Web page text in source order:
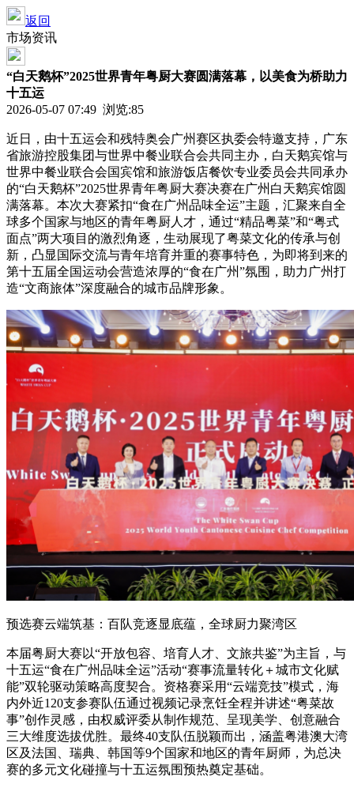
返回
市场资讯
“白天鹅杯”2025世界青年粤厨大赛圆满落幕，以美食为桥助力
十五运
2026-05-07 07:49 浏览:85
近日，由十五运会和残特奥会广州赛区执委会特邀支持，广东
省旅游控股集团与世界中餐业联合会共同主办，白天鹅宾馆与
世界中餐业联合会国宾馆和旅游饭店餐饮专业委员会共同承办
的“白天鹅杯”2025世界青年粤厨大赛决赛在广州白天鹅宾馆圆
满落幕。本次大赛紧扣“食在广州品味全运”主题，汇聚来自全
球多个国家与地区的青年粤厨人才，通过“精品粤菜”和“粤式
面点”两大项目的激烈角逐，生动展现了粤菜文化的传承与创
新，凸显国际交流与青年培育并重的赛事特色，为即将到来的
第十五届全国运动会营造浓厚的“食在广州”氛围，助力广州打
造“文商旅体”深度融合的城市品牌形象。
预选赛云端筑基：百队竞逐显底蕴，全球厨力聚湾区
本届粤厨大赛以“开放包容、培育人才、文旅共鉴”为主旨，与
十五运“食在广州品味全运”活动“赛事流量转化＋城市文化赋
能”双轮驱动策略高度契合。资格赛采用“云端竞技”模式，海
内外近120支参赛队伍通过视频记录烹饪全程并讲述“粤菜故
事”创作灵感，由权威评委从制作规范、呈现美学、创意融合
三大维度选拔优胜。最终40支队伍脱颖而出，涵盖粤港澳大湾
区及法国、瑞典、韩国等9个国家和地区的青年厨师，为总决
赛的多元文化碰撞与十五运氛围预热奠定基础。